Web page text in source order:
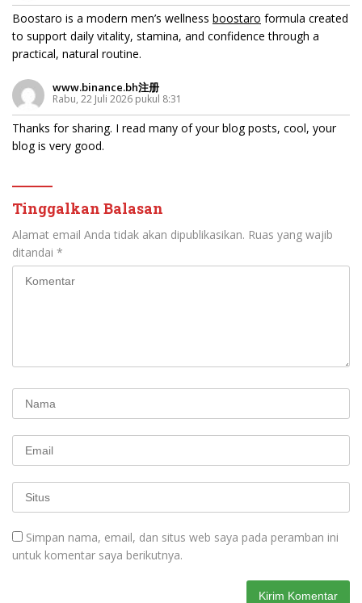
Boostaro is a modern men’s wellness boostaro formula created
to support daily vitality, stamina, and confidence through a
practical, natural routine.
www.binance.bh注册
Rabu, 22 Juli 2026 pukul 8:31
Thanks for sharing. I read many of your blog posts, cool, your
blog is very good.
Tinggalkan Balasan
Alamat email Anda tidak akan dipublikasikan. Ruas yang wajib
ditandai *
Simpan nama, email, dan situs web saya pada peramban ini
untuk komentar saya berikutnya.